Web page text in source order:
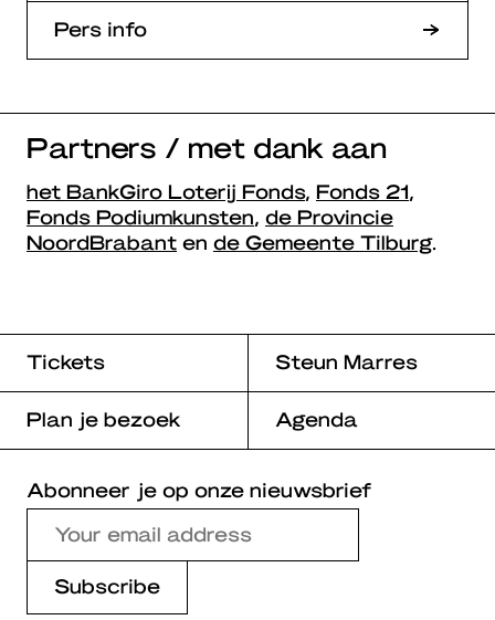
Pers info
Partners / met dank aan
het BankGiro Loterij Fonds, Fonds 21,
Fonds Podiumkunsten, de Provincie
NoordBrabant en de Gemeente Tilburg.
Tickets Steun Marres
Plan je bezoek Agenda
Abonneer je op onze nieuwsbrief